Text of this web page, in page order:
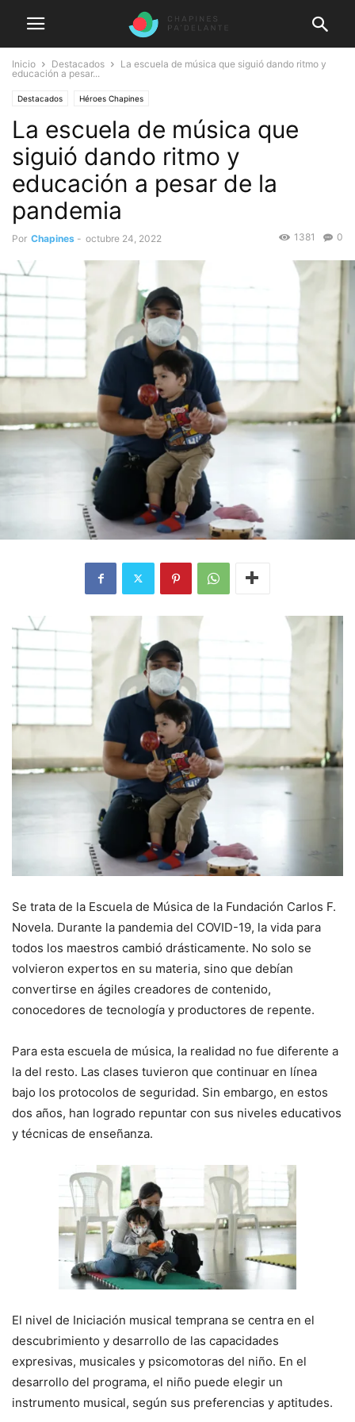
Inicio Destacados
La escuela de música que siguió dando ritmo y
educación a pesar...
Destacados Héroes Chapines
La escuela de música que
siguió dando ritmo y
educación a pesar de la
pandemia
Por Chapines - octubre 24, 2022 0
1381
Se trata de la Escuela de Música de la Fundación Carlos F.
Novela. Durante la pandemia del COVID-19, la vida para
todos los maestros cambió drásticamente. No solo se
volvieron expertos en su materia, sino que debían
convertirse en ágiles creadores de contenido,
conocedores de tecnología y productores de repente.
Para esta escuela de música, la realidad no fue diferente a
la del resto. Las clases tuvieron que continuar en línea
bajo los protocolos de seguridad. Sin embargo, en estos
dos años, han logrado repuntar con sus niveles educativos
y técnicas de enseñanza.
El nivel de Iniciación musical temprana se centra en el
descubrimiento y desarrollo de las capacidades
expresivas, musicales y psicomotoras del niño. En el
desarrollo del programa, el niño puede elegir un
instrumento musical, según sus preferencias y aptitudes.